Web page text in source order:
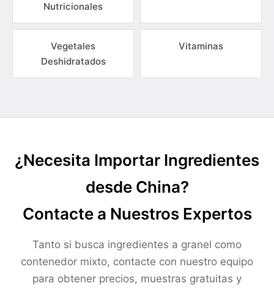
Nutricionales
Vegetales
Deshidratados
Vitaminas
¿Necesita Importar Ingredientes
desde China?
Contacte a Nuestros Expertos
Tanto si busca ingredientes a granel como
contenedor mixto, contacte con nuestro equipo
para obtener precios, muestras gratuitas y